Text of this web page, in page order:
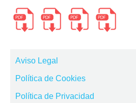
Aviso Legal
Política de Cookies
Política de Privacidad